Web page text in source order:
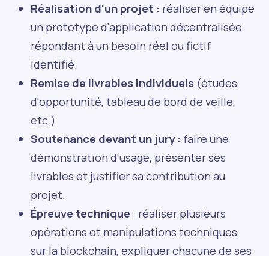
Réalisation d'un projet : réaliser en équipe
un prototype d'application décentralisée
répondant à un besoin réel ou fictif
identifié.
Remise de livrables individuels(études
d'opportunité, tableau de bord de veille,
etc.)
Soutenance devant un jury : faire une
démonstration d'usage, présenter ses
livrables et justifier sa contribution au
projet.
Épreuve technique : réaliser plusieurs
opérations et manipulations techniques
sur la blockchain, expliquer chacune de ses